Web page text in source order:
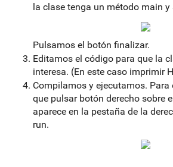
la clase tenga un método main y
Pulsamos el botón finalizar.
Editamos el código para que la
interesa. (En este caso imprimir
Compilamos y ejecutamos.
que pulsar botón derecho sobre
aparece en la pestaña de la
run.